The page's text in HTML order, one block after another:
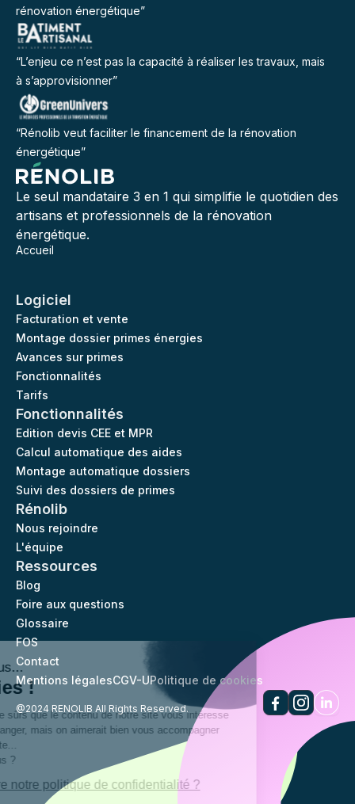
les Cookies !
On a attendu d'être sûrs que le contenu de
notre site vous intéresse avant de vous
déranger, mais on aimerait bien vous
accompagner pendant votre visite...
Voulez-vous lire notre politique de confidentialité ?
rénovation énergétique”
“L’enjeu ce n’est pas la capacité à réaliser les travaux, mais
à s’approvisionner”
“Rénolib veut faciliter le financement de la rénovation
énergétique”
Le seul mandataire 3 en 1 qui simplifie le quotidien des
artisans et professionnels de la rénovation
énergétique.
Accueil
Logiciel
Facturation et vente
Montage dossier primes énergies
Avances sur primes
Fonctionnalités
Tarifs
Fonctionnalités
Edition devis CEE et MPR
Calcul automatique des aides
Montage automatique dossiers
Suivi des dossiers de primes
Rénolib
Nous rejoindre
L'équipe
Ressources
Blog
Foire aux questions
Glossaire
FOS
Contact
Mentions légalesCGV-UPolitique de cookies
@2024 RENOLIB All Rights Reserved.